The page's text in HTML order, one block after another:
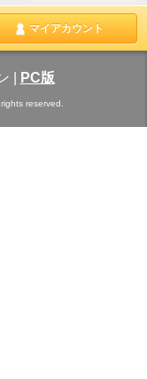
マイアカウント
PC版
reserved.